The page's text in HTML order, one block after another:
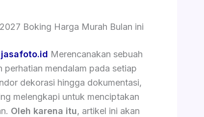
Boking Harga Murah Bulan ini
jasafoto.id Merencanakan sebuah
perhatian mendalam pada setiap
dekorasi hingga dokumentasi,
melengkapi untuk menciptakan
Oleh karena itu, artikel ini akan